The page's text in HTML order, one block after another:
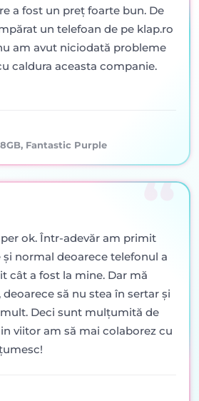
a fost un preț foarte bun. De
un telefoan de pe klap.ro
am avut niciodată probleme
caldura aceasta companie.
Fantastic Purple
ok. Într-adevăr am primit
normal deoarece telefonul a
cât a fost la mine. Dar mă
să nu stea în sertar şi
Deci sunt mulţumită de
viitor am să mai colaborez cu